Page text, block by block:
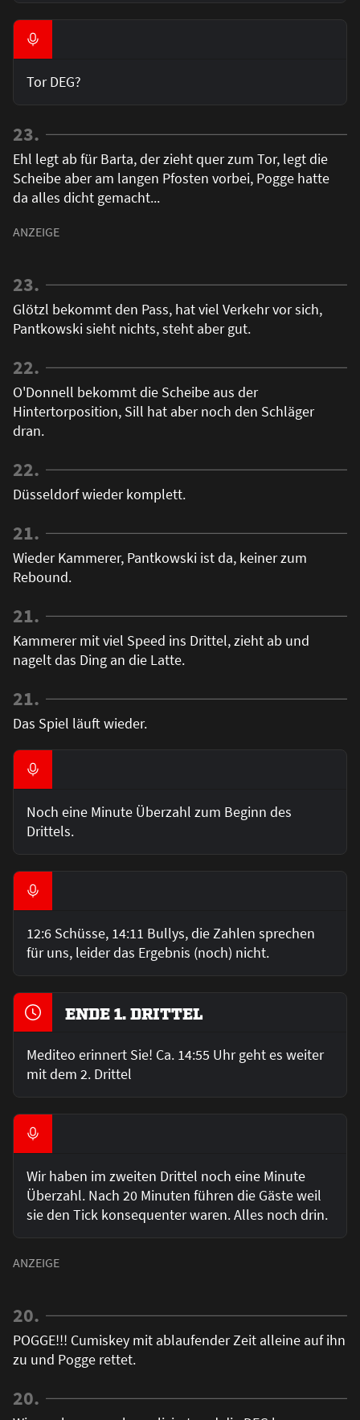
Tor DEG?
23.
Ehl legt ab für Barta, der zieht quer zum Tor, legt die
Scheibe aber am langen Pfosten vorbei, Pogge hatte
da alles dicht gemacht...
23.
Glötzl bekommt den Pass, hat viel Verkehr vor sich,
Pantkowski sieht nichts, steht aber gut.
22.
O'Donnell bekommt die Scheibe aus der
Hintertorposition, Sill hat aber noch den Schläger
dran.
22.
Düsseldorf wieder komplett.
21.
Wieder Kammerer, Pantkowski ist da, keiner zum
Rebound.
21.
Kammerer mit viel Speed ins Drittel, zieht ab und
nagelt das Ding an die Latte.
21.
Das Spiel läuft wieder.
Noch eine Minute Überzahl zum Beginn des
Drittels.
12:6 Schüsse, 14:11 Bullys, die Zahlen sprechen
für uns, leider das Ergebnis (noch) nicht.
ENDE 1. DRITTEL
Mediteo erinnert Sie! Ca. 14:55 Uhr geht es weiter
mit dem 2. Drittel
Wir haben im zweiten Drittel noch eine Minute
Überzahl. Nach 20 Minuten führen die Gäste weil
sie den Tick konsequenter waren. Alles noch drin.
20.
POGGE!!! Cumiskey mit ablaufender Zeit alleine auf ihn
zu und Pogge rettet.
20.